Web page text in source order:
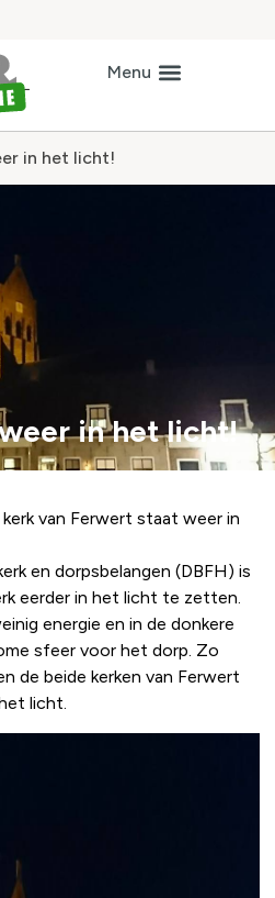
in het licht!
in het licht!
van Ferwert staat weer in
en dorpsbelangen (DBFH) is
eerder in het licht te zetten.
energie en in de donkere
sfeer voor het dorp. Zo
de beide kerken van Ferwert
licht.